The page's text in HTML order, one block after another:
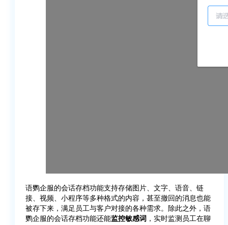
语鹦企服的会话存档功能支持存储图片、文字、语音、链
接、视频、小程序等多种格式的内容，甚至撤回的消息也能
被存下来，满足员工与客户对接的各种需求。除此之外，语
鹦企服的会话存档功能还能监控敏感词 ，实时监测员工在聊